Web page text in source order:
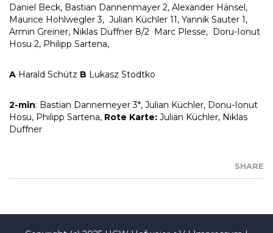
Daniel Beck, Bastian Dannenmayer 2, Alexander Hänsel,
Maurice Hohlwegler 3, Julian Küchler 11, Yannik Sauter 1,
Armin Greiner, Niklas Duffner 8/2 Marc Plesse, Doru-Ionut
Hosu 2, Philipp Sartena,
A Harald Schütz B Lukasz Stodtko
2-min: Bastian Dannemeyer 3*, Julian Küchler, Donu-Ionut
Hosu, Philipp Sartena, Rote Karte: Julian Küchler, Niklas
Duffner
SHARE